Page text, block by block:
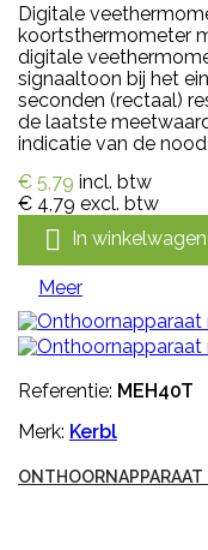
Digitale
koortsthermometer
digitale
signaaltoon bij het
seconden (rectaal)
de laatste
indicatie van de
€ 5,79 incl. btw
€ 4,79 excl. btw
 In winkelwagen
Meer
Referentie: MEH40T
Merk: Kerbl
ONTHOORNAPPARAAT